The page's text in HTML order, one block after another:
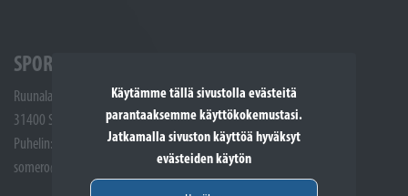
Käytämme tällä sivustolla evästeitä
parantaaksemme käyttökokemustasi.
Jatkamalla sivuston käyttöä hyväksyt
evästeiden käytön
SPORTTIKONE SOMERO
Ruunalantie 5
31400 Somero
Puhelin: (02) 748 9300
somero@sporttikone.fi